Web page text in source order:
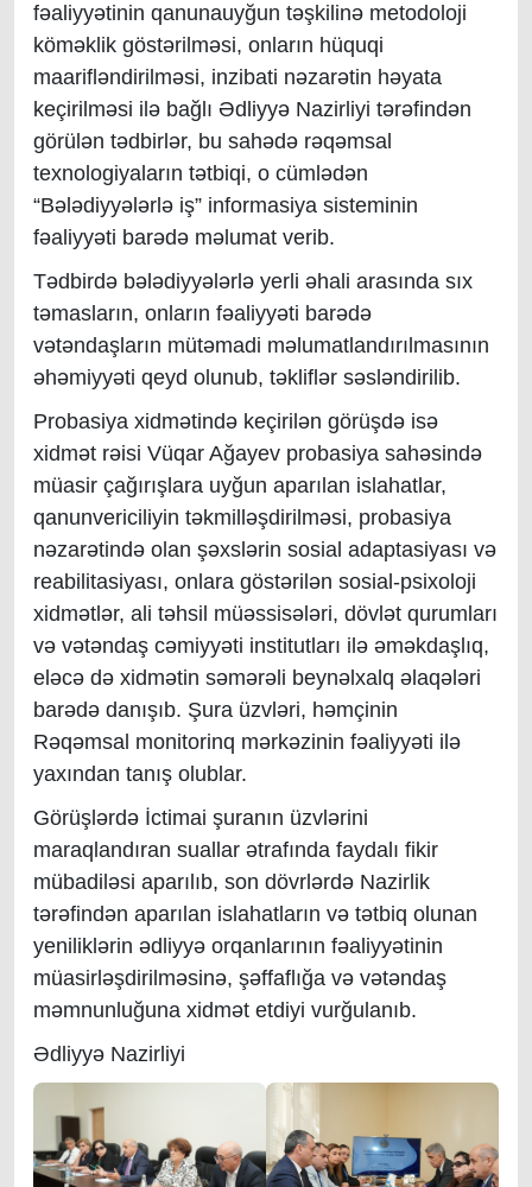
fəaliyyətinin qanunauyğun təşkilinə metodoloji
köməklik göstərilməsi, onların hüquqi
maarifləndirilməsi, inzibati nəzarətin həyata
keçirilməsi ilə bağlı Ədliyyə Nazirliyi tərəfindən
görülən tədbirlər, bu sahədə rəqəmsal
texnologiyaların tətbiqi, o cümlədən
“Bələdiyyələrlə iş” informasiya sisteminin
fəaliyyəti barədə məlumat verib.
Tədbirdə bələdiyyələrlə yerli əhali arasında sıx
təmasların, onların fəaliyyəti barədə
vətəndaşların mütəmadi məlumatlandırılmasının
əhəmiyyəti qeyd olunub, təkliflər səsləndirilib.
Probasiya xidmətində keçirilən görüşdə isə
xidmət rəisi Vüqar Ağayev probasiya sahəsində
müasir çağırışlara uyğun aparılan islahatlar,
qanunvericiliyin təkmilləşdirilməsi, probasiya
nəzarətində olan şəxslərin sosial adaptasiyası və
reabilitasiyası, onlara göstərilən sosial-psixoloji
xidmətlər, ali təhsil müəssisələri, dövlət qurumları
və vətəndaş cəmiyyəti institutları ilə əməkdaşlıq,
eləcə də xidmətin səmərəli beynəlxalq əlaqələri
barədə danışıb. Şura üzvləri, həmçinin
Rəqəmsal monitorinq mərkəzinin fəaliyyəti ilə
yaxından tanış olublar.
Görüşlərdə İctimai şuranın üzvlərini
maraqlandıran suallar ətrafında faydalı fikir
mübadiləsi aparılıb, son dövrlərdə Nazirlik
tərəfindən aparılan islahatların və tətbiq olunan
yeniliklərin ədliyyə orqanlarının fəaliyyətinin
müasirləşdirilməsinə, şəffaflığa və vətəndaş
məmnunluğuna xidmət etdiyi vurğulanıb.
Ədliyyə Nazirliyi